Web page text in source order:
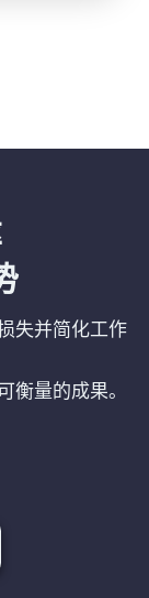
失并简化工作
衡量的成果。